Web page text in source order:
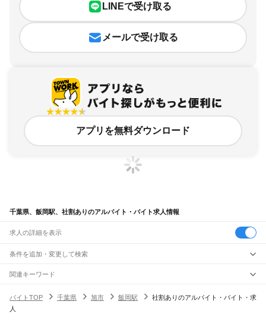
LINEで受け取る
メールで受け取る
アプリを無料ダウンロード
千葉県、飯岡駅、社割ありのアルバイト・バイト求人情報
求人の詳細を表示
条件を追加・変更して検索
市区町村を追加・変更
千葉県すべて
駅を追加・変更
関連キーワード
バイトTOP
千葉県 旭市 飯岡駅
社割ありのアルバイト・バイト・求
人